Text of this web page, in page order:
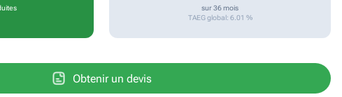
sur 36 mois
TAEG global: 6.01 %
Obtenir un devis